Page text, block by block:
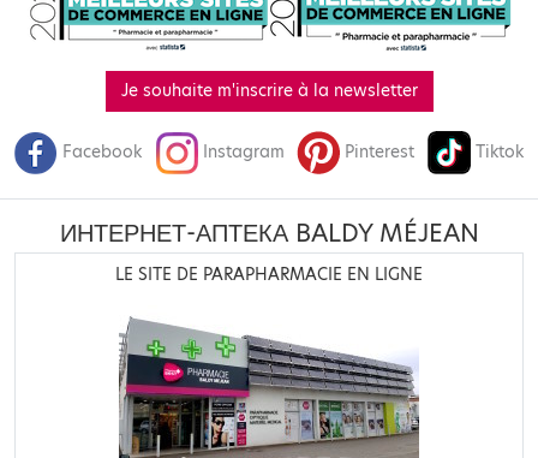
Je souhaite m'inscrire à la newsletter
Facebook Instagram Pinterest Tiktok
ИНТЕРНЕТ-АПТЕКА BALDY MÉJEAN
LE SITE DE PARAPHARMACIE EN LIGNE